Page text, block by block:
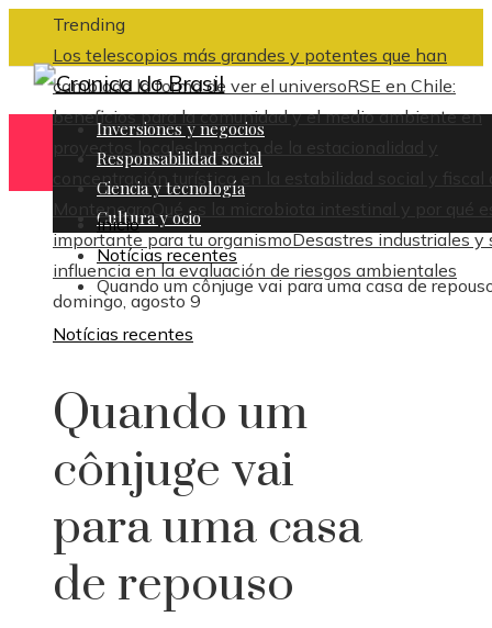
Trending
Los telescopios más grandes y potentes que han
cambiado la forma de ver el universoRSE en Chile:
beneficios para la comunidad y el medio ambiente en
proyectos locales Impacto de la estacionalidad y
concentración turística en la estabilidad social y fiscal
Montenegro
Qué es la microbiota intestinal y por qué
importante para tu organismoDesastres industriales y
influencia en la evaluación de riesgos ambientales
domingo, agosto 9
Inversiones y negocios
Responsabilidad social
Ciencia y tecnología
Cultura y ocio
Inicio
Notícias recentes
Quando um cônjuge vai para uma casa de
Notícias recentes
Quando um
cônjuge vai
para uma casa
de repouso